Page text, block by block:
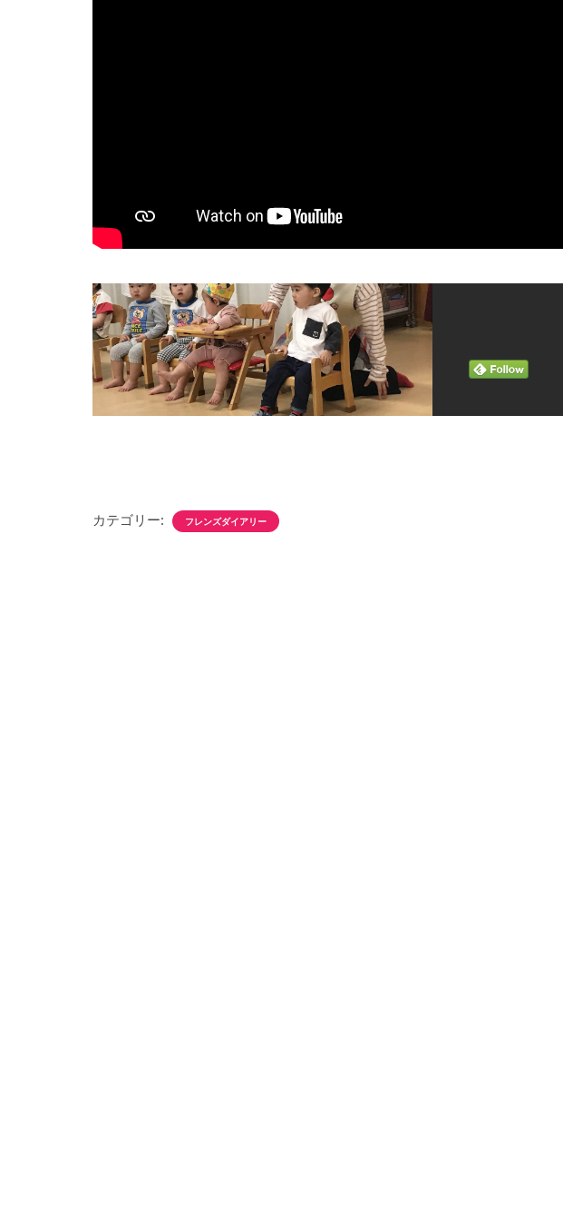
カテゴリー: フレンズダイアリー